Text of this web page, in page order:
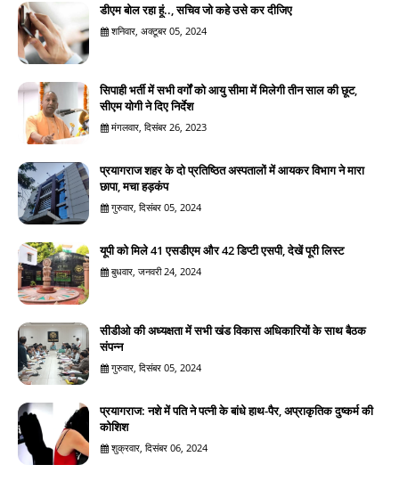
डीएम बोल रहा हूं.., सचिव जो कहे उसे कर दीजिए
शनिवार, अक्टूबर 05, 2024
सिपाही भर्ती में सभी वर्गों को आयु सीमा में मिलेगी तीन साल की छूट,
सीएम योगी ने दिए निर्देश
मंगलवार, दिसंबर 26, 2023
प्रयागराज शहर के दो प्रतिष्ठित अस्पतालों में आयकर विभाग ने मारा
छापा, मचा हड़कंप
गुरुवार, दिसंबर 05, 2024
यूपी को मिले 41 एसडीएम और 42 डिप्टी एसपी, देखें पूरी लिस्ट
बुधवार, जनवरी 24, 2024
सीडीओ की अध्यक्षता में सभी खंड विकास अधिकारियों के साथ बैठक
संपन्न
गुरुवार, दिसंबर 05, 2024
प्रयागराज: नशे में पति ने पत्नी के बांधे हाथ-पैर, अप्राकृतिक दुष्कर्म की
कोशिश
शुक्रवार, दिसंबर 06, 2024